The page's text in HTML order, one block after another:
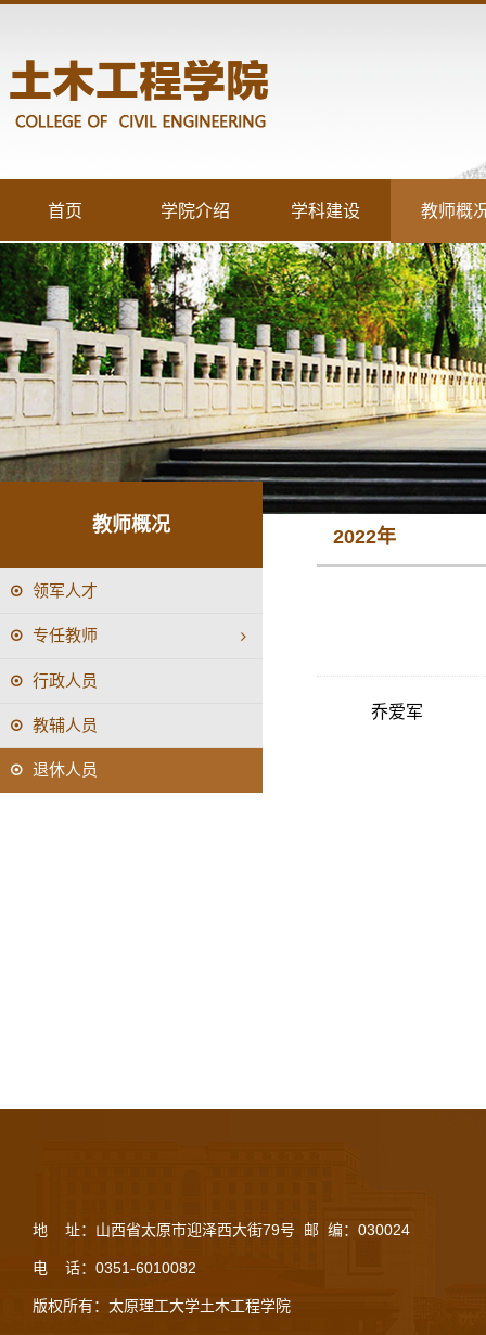
首页 学院介绍 学科建设 教师概
教师概况
领军人才
专任教师
行政人员
教辅人员
退休人员
2022年
乔爱军
地 址：山西省太原市迎泽西大街79号 邮 编：030024
电 话：0351-6010082
版权所有：太原理工大学土木工程学院